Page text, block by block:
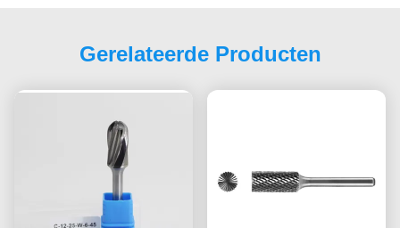
Gerelateerde Producten